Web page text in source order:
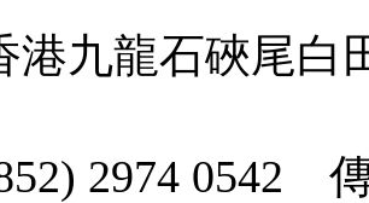
港九龍石硤尾白
2974 0542